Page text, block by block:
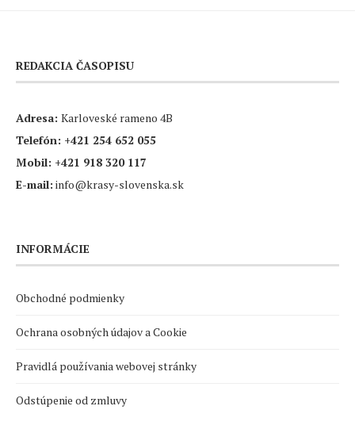
REDAKCIA ČASOPISU
Adresa: Karloveské rameno 4B
Telefón: +421 254 652 055
Mobil: +421 918 320 117
E-mail: info@krasy-slovenska.sk
INFORMÁCIE
Obchodné podmienky
Ochrana osobných údajov a Cookie
Pravidlá používania webovej stránky
Odstúpenie od zmluvy